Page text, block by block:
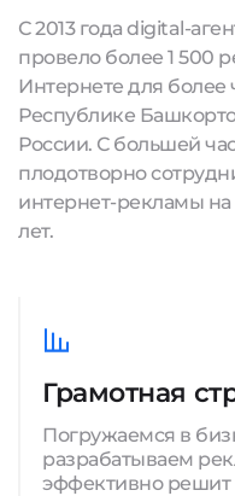
С 2013 года digital-
провело более 1 500
Интернете для более
Республике
России. С большей
плодотворно
интернет-рекламы
лет.
Грамотная
Погружаемся в
разрабатываем
эффективно решит